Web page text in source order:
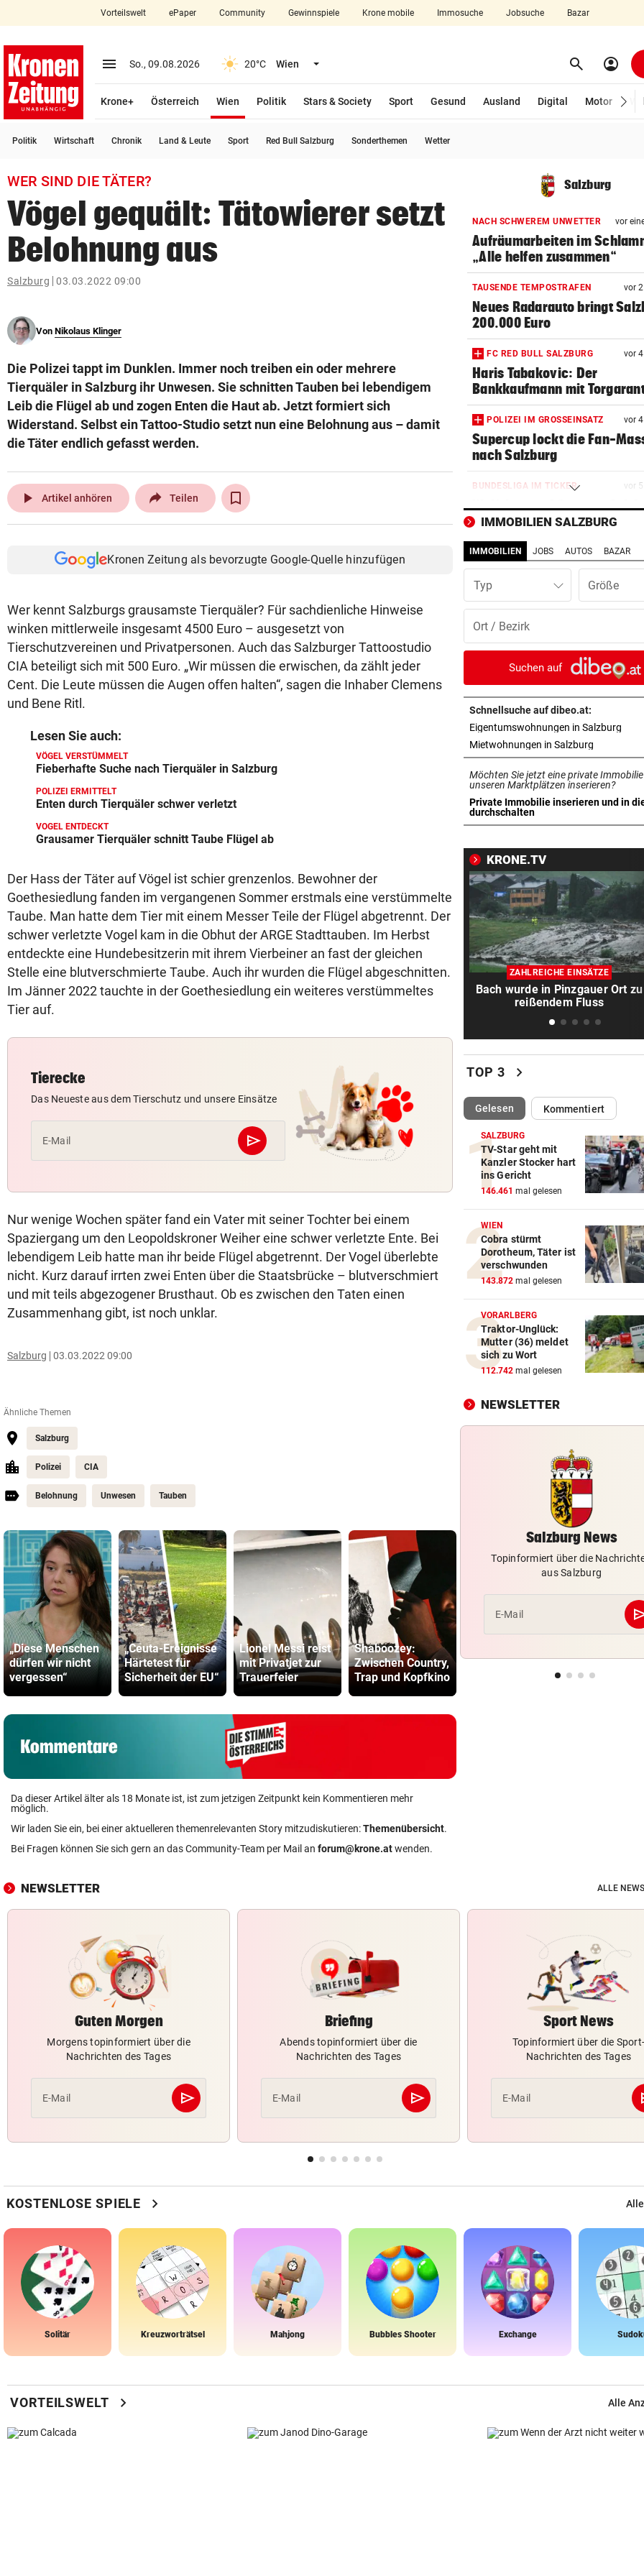
closeSchließen
account_circle Anmelden
arrow_right
bookmark
search
Suchbegriff
eingeben
© Krone Multimedia GmbH & Co KG 2026
Vorteilswelt ePaper Community Gewinnspiele Krone mobile Immosuche Jobsuche Bazar
menu Menü aufklappen
So., 09.08.2026 20°C Wien Menü aufklappen search Suchen
account_circle
Krone+ Österreich Wien
Politik
Stars & Society Sport Gesund Ausland Digital Motor
Politik Wirtschaft Chronik Land & Leute Sport Red Bull Salzburg Sonderthemen Wetter
WER SIND DIE TÄTER?
Vögel gequält: Tätowierer setzt
Belohnung aus
Salzburg 03.03.2022 09:00
Von Nikolaus Klinger
Die Polizei tappt im Dunklen. Immer noch treiben ein oder mehrere
Tierquäler in Salzburg ihr Unwesen. Sie schnitten Tauben bei lebendigem
Leib die Flügel ab und zogen Enten die Haut ab. Jetzt formiert sich
Widerstand. Selbst ein Tattoo-Studio setzt nun eine Belohnung aus – damit
die Täter endlich gefasst werden.
play_arrow Artikel anhören Teilen
Kronen Zeitung als bevorzugte Google-Quelle hinzufügen
Wer kennt Salzburgs grausamste Tierquäler? Für sachdienliche Hinweise
winken mittlerweile insgesamt 4500 Euro – ausgesetzt von
Tierschutzvereinen und Privatpersonen. Auch das Salzburger Tattoostudio
CIA beteiligt sich mit 500 Euro. „Wir müssen die erwischen, da zählt jeder
Cent. Die Leute müssen die Augen offen halten“, sagen die Inhaber Clemens
und Bene Ritl.
Lesen Sie auch:
VÖGEL VERSTÜMMELT
Fieberhafte Suche nach Tierquäler in Salzburg
POLIZEI ERMITTELT
Enten durch Tierquäler schwer verletzt
VOGEL ENTDECKT
Grausamer Tierquäler schnitt Taube Flügel ab
Der Hass der Täter auf Vögel ist schier grenzenlos. Bewohner der
Goethesiedlung fanden im vergangenen Sommer erstmals eine verstümmelte
Taube. Man hatte dem Tier mit einem Messer Teile der Flügel abgetrennt. Der
schwer verletzte Vogel kam in die Obhut der ARGE Stadttauben. Im Herbst
entdeckte eine Hundebesitzerin mit ihrem Vierbeiner an fast der gleichen
Stelle eine blutverschmierte Taube. Auch ihr wurden die Flügel abgeschnitten.
Im Jänner 2022 tauchte in der Goethesiedlung ein weiteres verstümmeltes
Tier auf.
Tierecke
Das Neueste aus dem Tierschutz und unsere Einsätze
E-Mail send
Abschicken
Nur wenige Wochen später fand ein Vater mit seiner Tochter bei einem
Spaziergang um den Leopoldskroner Weiher eine schwer verletzte Ente. Bei
lebendigem Leib hatte man ihr beide Flügel abgetrennt. Der Vogel überlebte
nicht. Kurz darauf irrten zwei Enten über die Staatsbrücke – blutverschmiert
und mit teils abgezogener Brusthaut. Ob es zwischen den Taten einen
Zusammenhang gibt, ist noch unklar.
Salzburg 03.03.2022 09:00
Ähnliche Themen
Salzburg
Polizei CIA
Belohnung Unwesen Tauben
„Diese Menschen
dürfen wir nicht
vergessen“
„Ceuta-Ereignisse
Härtetest für
Sicherheit der EU“
Lionel Messi reist
mit Privatjet zur
Trauerfeier
Shaboozey:
Zwischen Country,
Trap und Kopfkino
Katzen als
Schimpfwort-
Minister
Regeln für
Scooter
Da dieser Artikel älter als 18 Monate ist, ist zum jetzigen Zeitpunkt kein Kommentieren mehr
möglich.
Wir laden Sie ein, bei einer aktuelleren themenrelevanten Story mitzudiskutieren:Themenübersicht.
Bei Fragen können Sie sich gern an das Community-Team per Mail an forum@krone.atwenden.
Salzburg
NACH SCHWEREM UNWETTER vor
Aufräumarbeiten im
„Alle helfen zusammen“
TAUSENDE TEMPOSTRAFEN vor
Neues Radarauto bringt
200.000 Euro
FC RED BULL SALZBURG vor
Haris Tabakovic: Der
Bankkaufmann mit
POLIZEI IM GROSSEINSATZ vor
Supercup lockt die Fan-
nach Salzburg
BUNDESLIGA IM TICKER vor
Wolfsberger AC gegen
ab 17 Uhr LIVE
„EXTREM WEHGETAN“ vor 11
Diagnose da! So steht‘s um
Austria-Kapitän Rieder
vor
Fahrer und Insassen aus
STRASSE GESPERRT vor
Drei Verletzte bei Unfall mit
Motorrädern
WIE DIE NHL-STARS
Salzburger Eishockey-
gelingt Traumtor
SALZBURGER LIGA
schmerzhafte Starts
SCHWER VERLETZT vor 14
Forstunfall erforderte
Hubschraubereinsatz
SCHMERZHAFTER HEIMSIEG vor
Auf Verletzungs-Schock
eine Austria-Gala
Schwere Verletzung trübt
über zweiten Sieg
FAN.AT SPIEL DER RUNDE vor
„Wenn wir Meister werden,
ich weiter“
Salzburg-Talent verletzte
früh im Spiel
RETTUNGSEINSATZ vor
Zwei Biker stürzten auf der
Hochkönig-Bundesstraße
DREIMAL SO VIELE KÜHE vor
Dürre bringt jetzt auch
AUF DER A10
Urlauber-Kolonne rollt:
Blockabfertigung
FEUER IN DEN BERGEN
Waldbrände im Lungau:
Heli und Motorsäge
IMMOBILIEN SALZBURG
IMMOBILIEN JOBS AUTOS BAZAR
Typ
Suchen auf
Schnellsuche auf dibeo.at:
Eigentumswohnungen in Salzburg
Mietwohnungen in Salzburg
Möchten Sie jetzt eine private
unseren Marktplätzen inserieren?
Private Immobilie inserieren und in
durchschalten
in neuem Tab öffnen
KRONE.TV
ZAHLREICHE EINSÄTZE
Bach wurde in Pinzgauer Ort zu
reißendem Fluss
TOP 3 chevron_right
Gelesen(ausgewählt)Kommentiert
SALZBURG
TV-Star geht mit
Kanzler Stocker hart
ins Gericht
146.461 mal gelesen
WIEN
Cobra stürmt
Dorotheum, Täter ist
verschwunden
143.872 mal gelesen
VORARLBERG
Traktor-Unglück:
Mutter (36) meldet
sich zu Wort
112.742 mal gelesen
NEWSLETTER
Salzburg News
Topinformiert über die
aus Salzburg
E-Mail
NEWSLETTER ALLE
Guten Morgen
Morgens topinformiert über die
Nachrichten des Tages
E-Mail send
Abschicken
Briefing
Abends topinformiert über die
Nachrichten des Tages
E-Mail send
Abschicken
Sport News
Topinformiert über die Sport-
Nachrichten des Tages
E-Mail
KOSTENLOSE SPIELE chevron_right
Solitär Kreuzworträtsel Mahjong Bubbles Shooter Exchange
VORTEILSWELT chevron_right Alle